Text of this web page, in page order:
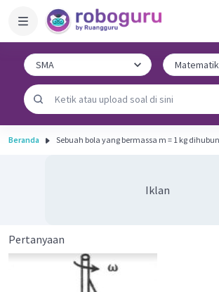
Beranda Sebuah bola yang bermassa m = 1 kg
Iklan
Pertanyaan